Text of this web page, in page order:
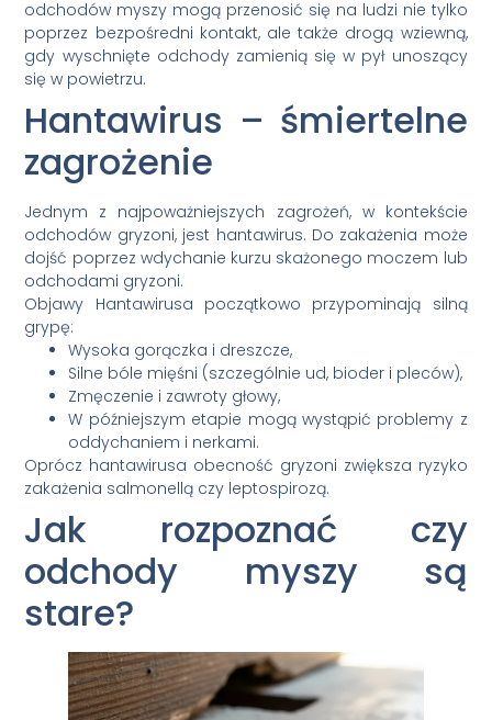
odchodów myszy mogą przenosić się na ludzi nie tylko
poprzez bezpośredni kontakt, ale także drogą wziewną,
gdy wyschnięte odchody zamienią się w pył unoszący
się w powietrzu.
Hantawirus – śmiertelne
zagrożenie
Jednym z najpoważniejszych zagrożeń, w kontekście
odchodów gryzoni, jest hantawirus. Do zakażenia może
dojść poprzez wdychanie kurzu skażonego moczem lub
odchodami gryzoni.
Objawy Hantawirusa początkowo przypominają silną
grypę:
Wysoka gorączka i dreszcze,
Silne bóle mięśni (szczególnie ud, bioder i pleców),
Zmęczenie i zawroty głowy,
W późniejszym etapie mogą wystąpić problemy z
oddychaniem i nerkami.
Oprócz hantawirusa obecność gryzoni zwiększa ryzyko
zakażenia salmonellą czy leptospirozą.
Jak rozpoznać czy
odchody myszy są
stare?